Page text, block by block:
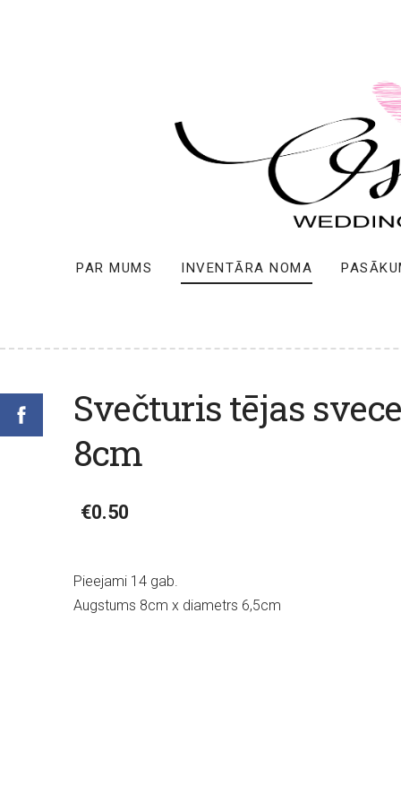
PAR MUMS INVENTĀRA NOMA
Svečturis tējas
8cm
€0.50
Pieejami 14 gab.
Augstums 8cm x diametrs 6,5cm